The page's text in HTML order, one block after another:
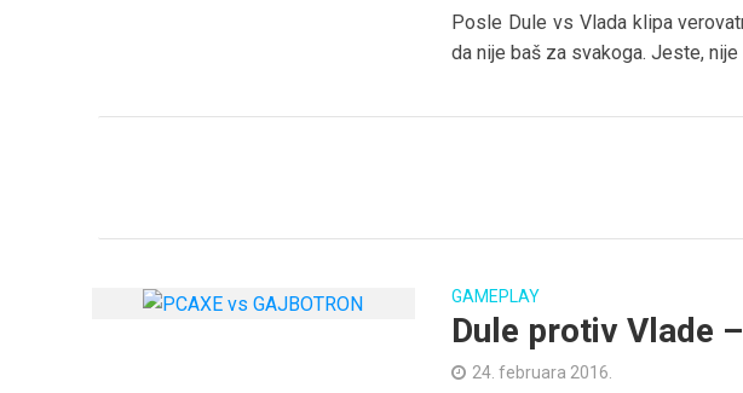
Posle Dule vs Vlada klipa
da nije baš za svakoga. Jeste,
GAMEPLAY
Dule protiv Vlade
24. februara 2016.